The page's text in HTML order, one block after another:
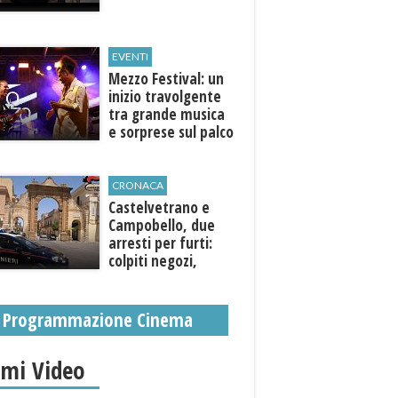
EVENTI
Mezzo Festival: un
inizio travolgente
tra grande musica
e sorprese sul palco
CRONACA
Castelvetrano e
Campobello, due
arresti per furti:
colpiti negozi,
Programmazione Cinema
Video